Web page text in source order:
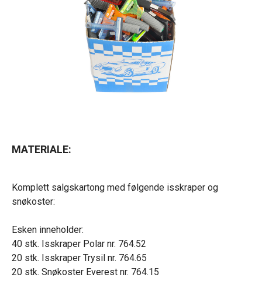
MATERIALE:
Komplett salgskartong med følgende isskraper og
snøkoster:
Esken inneholder:
40 stk. Isskraper Polar nr. 764.52
20 stk. Isskraper Trysil nr. 764.65
20 stk. Snøkoster Everest nr. 764.15